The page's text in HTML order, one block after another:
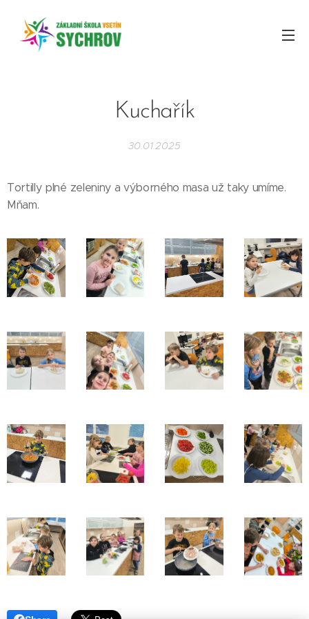
Kuchařík
30.01.2025
Tortilly plné zeleniny a výborného masa už taky umíme.
Mňam.